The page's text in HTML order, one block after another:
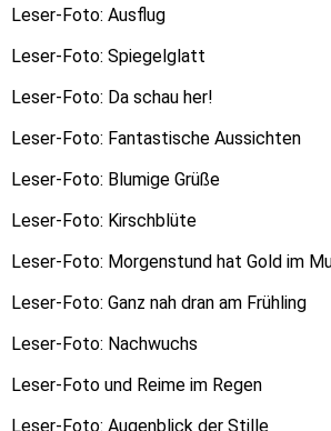
Leser-Foto: Ausflug
Leser-Foto: Spiegelglatt
Leser-Foto: Da schau her!
Leser-Foto: Fantastische Aussichten
Leser-Foto: Blumige Grüße
Leser-Foto: Kirschblüte
Leser-Foto: Morgenstund hat Gold im
Leser-Foto: Ganz nah dran am Frühling
Leser-Foto: Nachwuchs
Leser-Foto und Reime im Regen
Leser-Foto: Augenblick der Stille